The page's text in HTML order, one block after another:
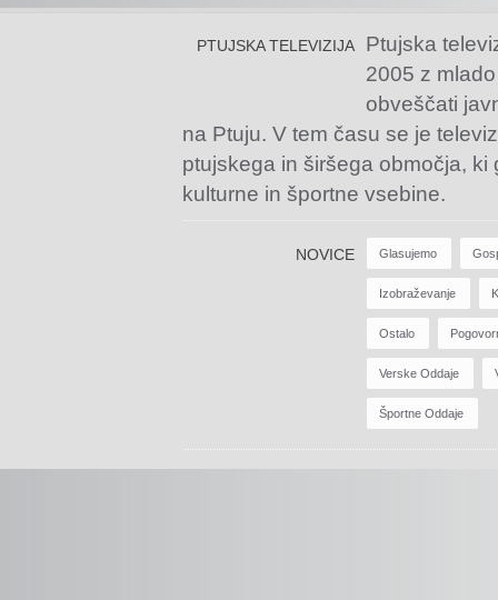
PTUJSKA TELEVIZIJA
Ptujska
2005 z
obveščati
na Ptuju. V tem času se je
ptujskega in širšega območja,
kulturne in športne vsebine.
NOVICE Glasujemo
Izobraževanje
Ostalo
Verske Oddaje
Športne Oddaje